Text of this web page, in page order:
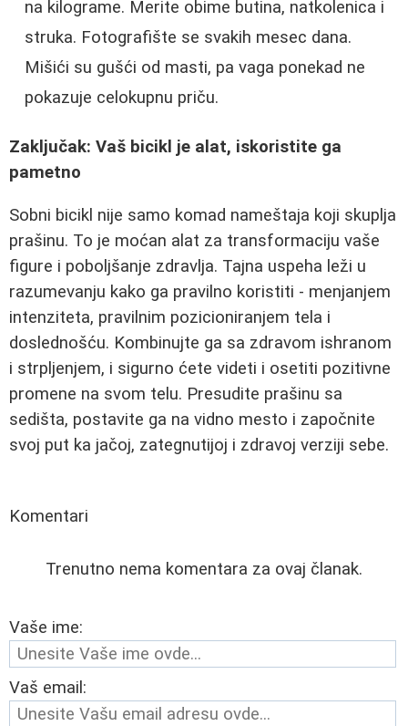
na kilograme. Merite obime butina, natkolenica i
struka. Fotografište se svakih mesec dana.
Mišići su gušći od masti, pa vaga ponekad ne
pokazuje celokupnu priču.
Zaključak: Vaš bicikl je alat, iskoristite ga
pametno
Sobni bicikl nije samo komad nameštaja koji skuplja
prašinu. To je moćan alat za transformaciju vaše
figure i poboljšanje zdravlja. Tajna uspeha leži u
razumevanju kako ga pravilno koristiti - menjanjem
intenziteta, pravilnim pozicioniranjem tela i
doslednošću. Kombinujte ga sa zdravom ishranom
i strpljenjem, i sigurno ćete videti i osetiti pozitivne
promene na svom telu. Presudite prašinu sa
sedišta, postavite ga na vidno mesto i započnite
svoj put ka jačoj, zategnutijoj i zdravoj verziji sebe.
Komentari
Trenutno nema komentara za ovaj članak.
Vaše ime:
Vaš email: